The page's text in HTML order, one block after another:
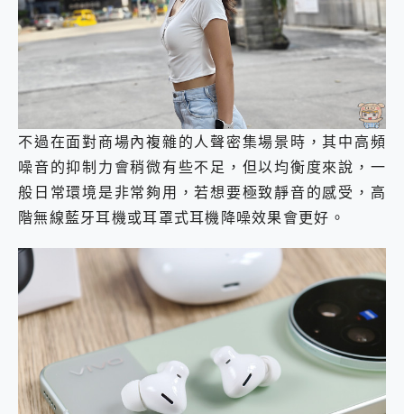
不過在面對商場內複雜的人聲密集場景時，其中高頻
噪音的抑制力會稍微有些不足，但以均衡度來說，一
般日常環境是非常夠用，若想要極致靜音的感受，高
階無線藍牙耳機或耳罩式耳機降噪效果會更好。